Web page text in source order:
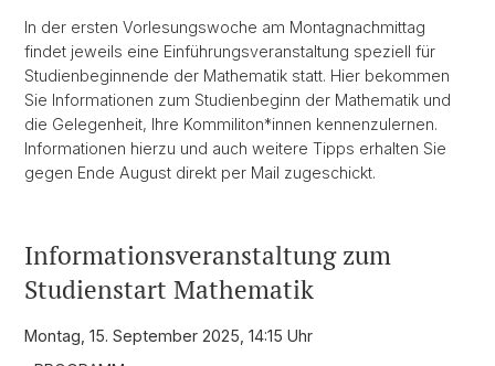
In der ersten Vorlesungswoche am Montagnachmittag
findet jeweils eine Einführungsveranstaltung speziell für
Studienbeginnende der Mathematik statt. Hier bekommen
Sie Informationen zum Studienbeginn der Mathematik und
die Gelegenheit, Ihre Kommiliton*innen kennenzulernen.
Informationen hierzu und auch weitere Tipps erhalten Sie
gegen Ende August direkt per Mail zugeschickt.
Informationsveranstaltung zum
Studienstart Mathematik
Montag, 15. September 2025, 14:15 Uhr